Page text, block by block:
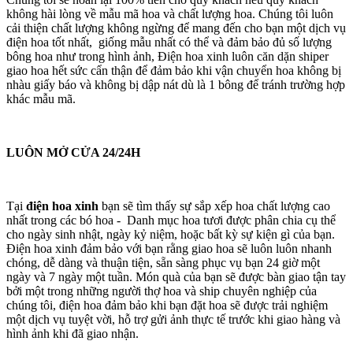
không hài lòng về mẫu mã hoa và chất lượng hoa. Chúng tôi luôn
cải thiện chất lượng không ngừng để mang đến cho bạn một dịch vụ
điện hoa tốt nhất, giống mẫu nhất có thể và đảm bảo đủ số lượng
bông hoa như trong hình ảnh, Điện hoa xinh luôn căn dặn shiper
giao hoa hết sức cẩn thận để đảm bảo khi vận chuyển hoa không bị
nhàu giấy báo và không bị dập nát dù là 1 bông để tránh trường hợp
khác mẫu mã.
LUÔN MỞ CỬA 24/24H
Tại điện hoa xinh bạn sẽ tìm thấy sự sắp xếp hoa chất lượng cao
nhất trong các bó hoa - Danh mục hoa tươi được phân chia cụ thể
cho ngày sinh nhật, ngày kỷ niệm, hoặc bất kỳ sự kiện gì của bạn.
Điện hoa xinh đảm bảo với bạn rằng giao hoa sẽ luôn luôn nhanh
chóng, dễ dàng và thuận tiện, sẵn sàng phục vụ bạn 24 giờ một
ngày và 7 ngày một tuần. Món quà của bạn sẽ được bàn giao tận tay
bởi một trong những người thợ hoa và ship chuyên nghiệp của
chúng tôi, điện hoa đảm bảo khi bạn đặt hoa sẽ được trải nghiệm
một dịch vụ tuyệt vời, hỗ trợ gửi ảnh thực tế trước khi giao hàng và
hình ảnh khi đã giao nhận.